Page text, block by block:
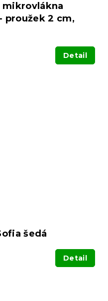
mikrovlákna
proužek 2 cm,
Detail
šedá
Detail